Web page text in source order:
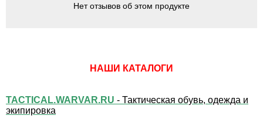
Нет отзывов об этом продукте
НАШИ КАТАЛОГИ
TACTICAL.WARVAR.RU - Тактическая обувь, одежда и
экипировка